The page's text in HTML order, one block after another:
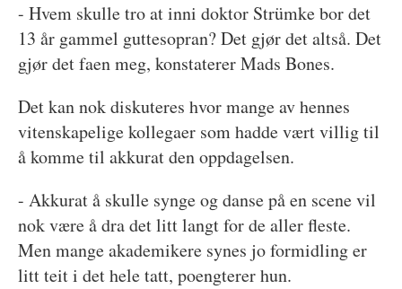
- Hvem skulle tro at inni doktor Strümke bor det
13 år gammel guttesopran? Det gjør det altså. Det
gjør det faen meg, konstaterer Mads Bones.
Det kan nok diskuteres hvor mange av hennes
vitenskapelige kollegaer som hadde vært villig til
å komme til akkurat den oppdagelsen.
- Akkurat å skulle synge og danse på en scene vil
nok være å dra det litt langt for de aller fleste.
Men mange akademikere synes jo formidling er
litt teit i det hele tatt, poengterer hun.